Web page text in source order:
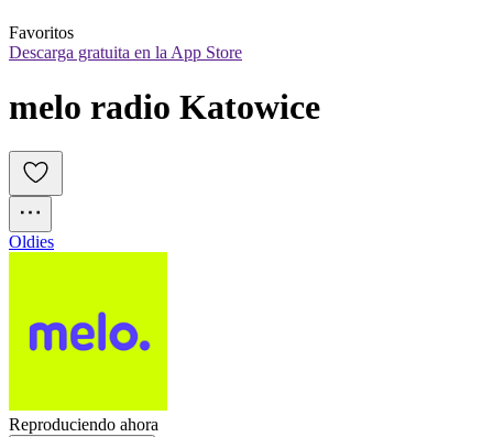
Favoritos
Descarga gratuita en la App Store
melo radio Katowice
Oldies
Reproduciendo ahora